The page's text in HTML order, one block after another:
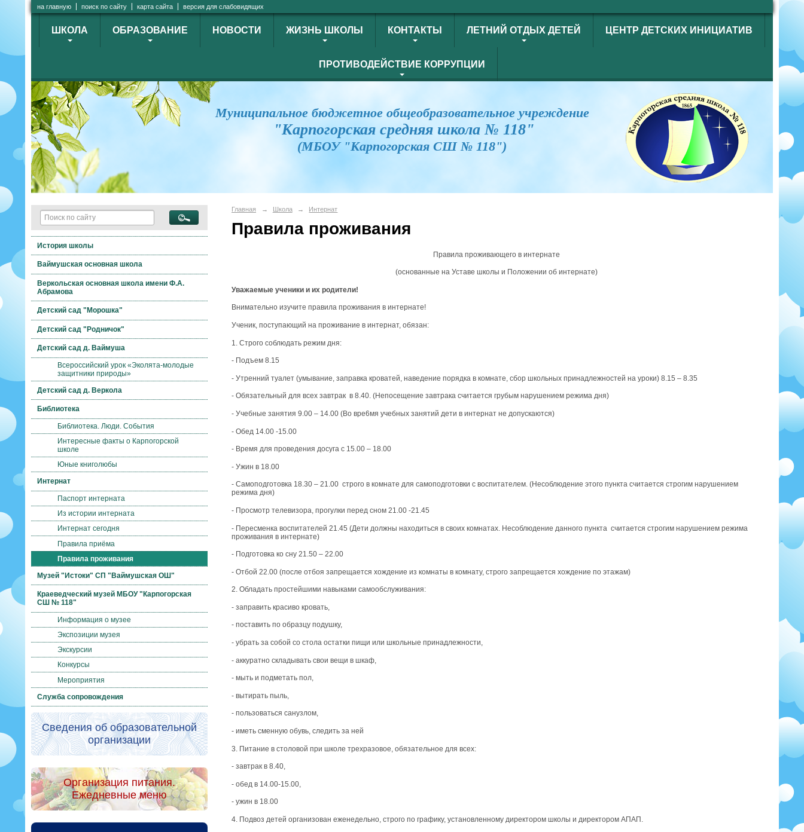
на главную поиск по сайту карта сайта версия для слабовидящих
ШКОЛА ОБРАЗОВАНИЕ НОВОСТИ ЖИЗНЬ ШКОЛЫ КОНТАКТЫ ЛЕТНИЙ ОТДЫХ ДЕТЕЙ ЦЕНТР ДЕТСКИХ ИНИЦИАТИВ
ПРОТИВОДЕЙСТВИЕ КОРРУПЦИИ
Муниципальное бюджетное общеобразовательное учреждение
"Карпогорская средняя школа № 118"
(МБОУ "Карпогорская СШ № 118")
История школы
Ваймушская основная школа
Веркольская основная школа имени Ф.А.
Абрамова
Детский сад "Морошка"
Детский сад "Родничок"
Детский сад д. Ваймуша
Всероссийский урок «Эколята-молодые
защитники природы»
Детский сад д. Веркола
Библиотека
Библиотека. Люди. События
Интересные факты о Карпогорской
школе
Юные книголюбы
Интернат
Паспорт интерната
Из истории интерната
Интернат сегодня
Правила приёма
Правила проживания
Музей "Истоки" СП "Ваймушская ОШ"
Краеведческий музей МБОУ "Карпогорская
СШ № 118"
Информация о музее
Экспозиции музея
Экскурсии
Конкурсы
Мероприятия
Служба сопровождения
Сведения об образовательной
организации
Организация питания.
Ежедневные меню
Главная → Школа → Интернат
Правила проживания
Правила проживающего в интернате
(основанные на Уставе школы и Положении об интернате)
Уважаемые ученики и их родители!
Внимательно изучите правила проживания в интернате!
Ученик, поступающий на проживание в интернат, обязан:
1. Строго соблюдать режим дня:
- Подъем 8.15
- Утренний туалет (умывание, заправка кроватей, наведение порядка в комнате, сбор школьных принадлежностей на уроки) 8.15 – 8.35
- Обязательный для всех завтрак в 8.40. (Непосещение завтрака считается грубым нарушением режима дня)
- Учебные занятия 9.00 – 14.00 (Во вре6мя учебных занятий дети в интернат не допускаются)
- Обед 14.00 -15.00
- Время для проведения досуга с 15.00 – 18.00
- Ужин в 18.00
- Самоподготовка 18.30 – 21.00 строго в комнате для самоподготовки с воспитателем. (Несоблюдение этого пункта считается строгим нарушением
режима дня)
- Просмотр телевизора, прогулки перед сном 21.00 -21.45
- Пересменка воспитателей 21.45 (Дети должны находиться в своих комнатах. Несоблюдение данного пункта считается строгим нарушением режима
проживания в интернате)
- Подготовка ко сну 21.50 – 22.00
- Отбой 22.00 (после отбоя запрещается хождение из комнаты в комнату, строго запрещается хождение по этажам)
2. Обладать простейшими навыками самообслуживания:
- заправить красиво кровать,
- поставить по образцу подушку,
- убрать за собой со стола остатки пищи или школьные принадлежности,
- аккуратно складывать свои вещи в шкаф,
- мыть и подметать пол,
- вытирать пыль,
- пользоваться санузлом,
- иметь сменную обувь, следить за ней
3. Питание в столовой при школе трехразовое, обязательное для всех:
- завтрак в 8.40,
- обед в 14.00-15.00,
- ужин в 18.00
4. Подвоз детей организован еженедельно, строго по графику, установленному директором школы и директором АПАП.